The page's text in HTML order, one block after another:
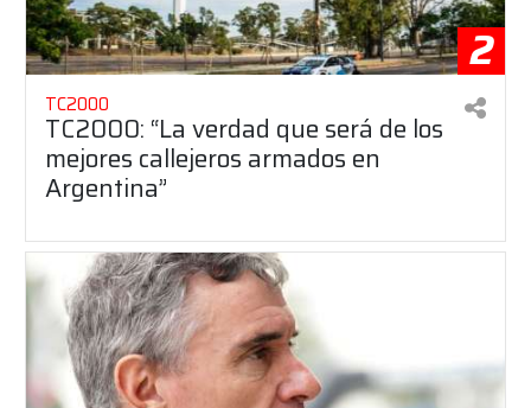
2
TC2000
TC2000: “La verdad que será de los
mejores callejeros armados en
Argentina”